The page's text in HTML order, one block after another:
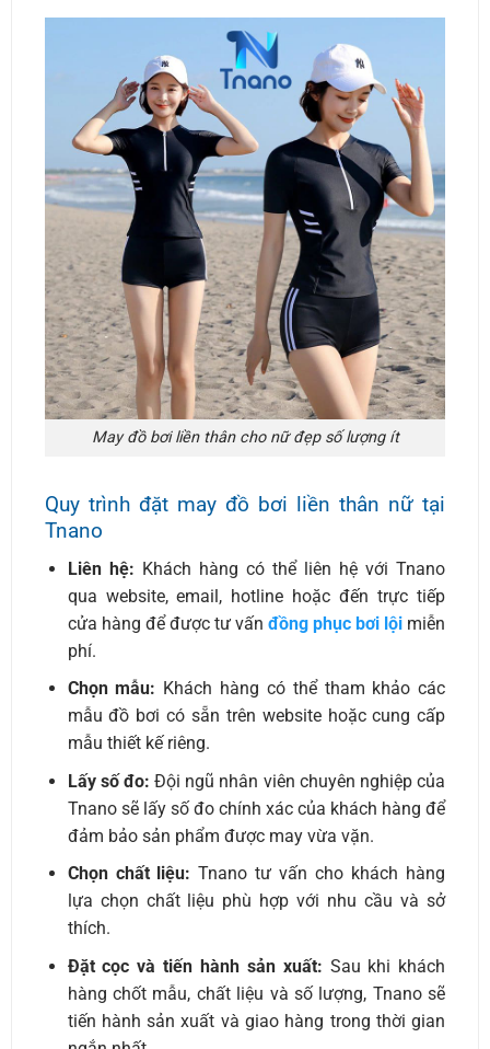
May đồ bơi liền thân cho nữ đẹp số lượng ít
Quy trình đặt may đồ bơi liền thân nữ tại
Tnano
Liên hệ: Khách hàng có thể liên hệ với Tnano
qua website, email, hotline hoặc đến trực tiếp
cửa hàng để được tư vấn đồng phục bơi lội miễn
phí.
Chọn mẫu: Khách hàng có thể tham khảo các
mẫu đồ bơi có sẵn trên website hoặc cung cấp
mẫu thiết kế riêng.
Lấy số đo: Đội ngũ nhân viên chuyên nghiệp của
Tnano sẽ lấy số đo chính xác của khách hàng để
đảm bảo sản phẩm được may vừa vặn.
Chọn chất liệu: Tnano tư vấn cho khách hàng
lựa chọn chất liệu phù hợp với nhu cầu và sở
thích.
Đặt cọc và tiến hành sản xuất: Sau khi khách
hàng chốt mẫu, chất liệu và số lượng, Tnano sẽ
tiến hành sản xuất và giao hàng trong thời gian